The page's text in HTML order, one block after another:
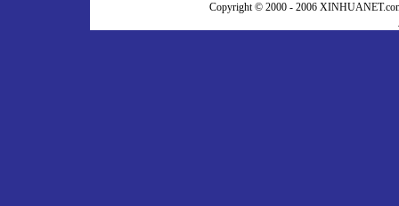
Copyright © 2000 - 2006